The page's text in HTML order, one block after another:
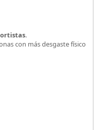
.
con más desgaste físico